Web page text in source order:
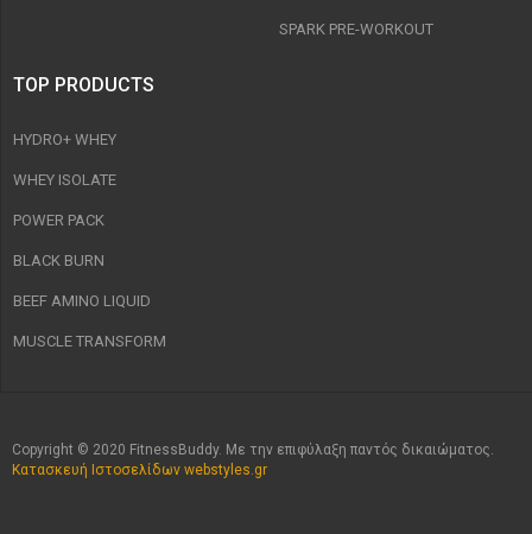
SPARK PRE-WORKOUT
TOP PRODUCTS
HYDRO+ WHEY
WHEY ISOLATE
POWER PACK
BLACK BURN
BEEF AMINO LIQUID
MUSCLE TRANSFORM
Copyright © 2020 FitnessBuddy. Με την επιφύλαξη παντός δικαιώματος.
Κατασκευή Ιστοσελίδων webstyles.gr